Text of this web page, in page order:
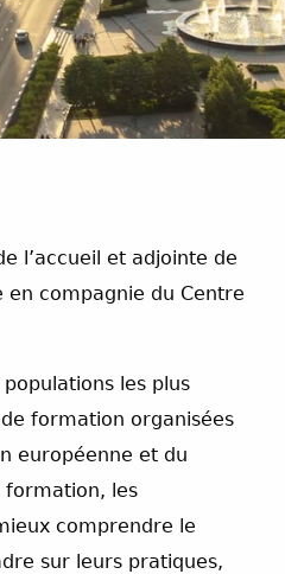
l’accueil et adjointe de
en compagnie du Centre
les plus
formation organisées
européenne et du
formation, les
comprendre le
sur leurs pratiques,